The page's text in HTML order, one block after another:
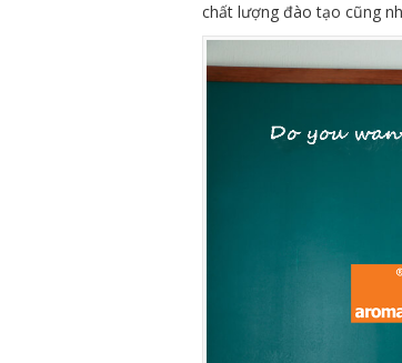
chất lượng đào tạo cũng